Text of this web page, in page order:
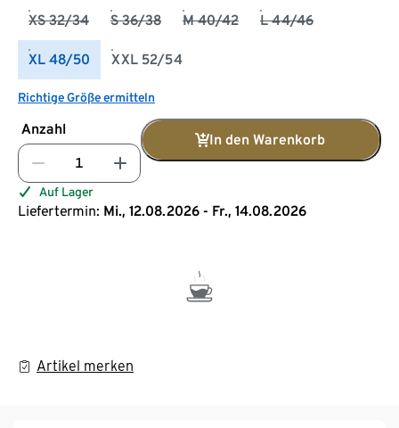
XS 32/34 S 36/38 M 40/42 L 44/46
XL 48/50 XXL 52/54
Richtige Größe ermitteln
Anzahl
In den Warenkorb
Auf Lager
Liefertermin: Mi., 12.08.2026 - Fr., 14.08.2026
Artikel merken